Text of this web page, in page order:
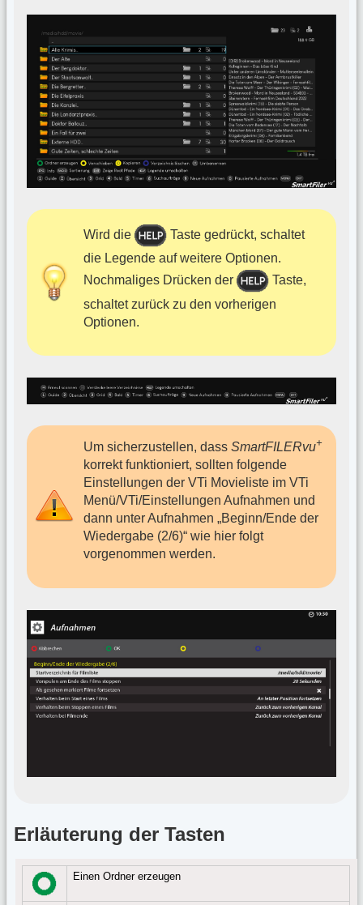
Wird die
Taste gedrückt, schaltet
die Legende auf weitere Optionen.
Nochmaliges Drücken der
Taste,
schaltet zurück zu den vorherigen
Optionen.
Um sicherzustellen, dass SmartFILERvu+
korrekt funktioniert, sollten folgende
Einstellungen der VTi Movieliste im VTi
Menü/VTi/Einstellungen Aufnahmen und
dann unter Aufnahmen „Beginn/Ende der
Wiedergabe (2/6)“ wie hier folgt
vorgenommen werden.
Erläuterung der Tasten
Einen Ordner erzeugen